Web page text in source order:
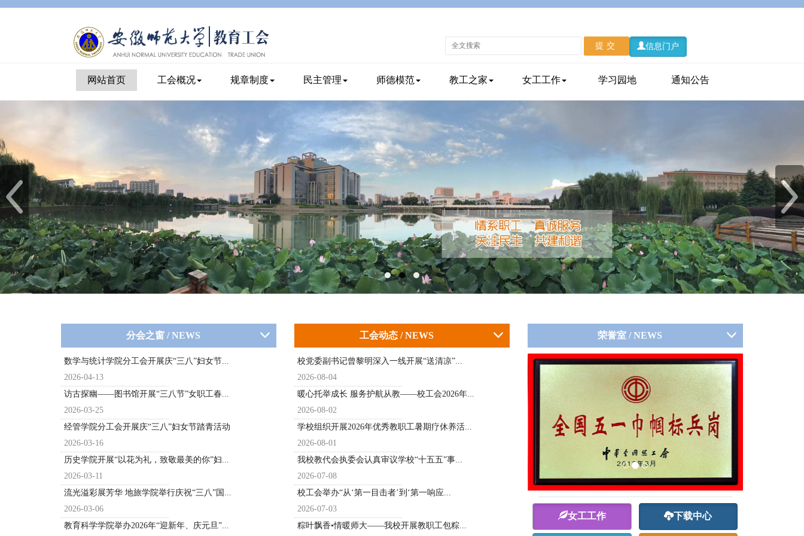
信息门户
网站首页 工会概况 规章制度 民主管理 师德模范 教工之家 女工工作 学习园地 通知公告
工会动态 / NEWS
校党委副书记曾黎明深入一线开展“送清凉”...
2026-08-04
暖心托举成长 服务护航从教——校工会2026年...
2026-08-02
学校组织开展2026年优秀教职工暑期疗休养活...
2026-08-01
我校教代会执委会认真审议学校“十五五”事...
2026-07-08
校工会举办“从‘第一目击者’到‘第一响应...
2026-07-03
粽叶飘香•情暖师大——我校开展教职工包粽...
分会之窗 / NEWS
数学与统计学院分工会开展庆“三八”妇女节...
2026-04-13
访古探幽——图书馆开展“三八节”女职工春...
2026-03-25
经管学院分工会开展庆“三八”妇女节踏青活动
2026-03-16
历史学院开展“以花为礼，致敬最美的你”妇...
2026-03-11
流光溢彩展芳华 地旅学院举行庆祝“三八”国...
2026-03-06
教育科学学院举办2026年“迎新年、庆元旦”...
荣誉室 / NEWS
女工工作 下载中心